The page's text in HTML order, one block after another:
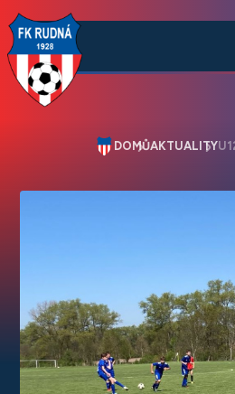
DOMŮAKTUALITY